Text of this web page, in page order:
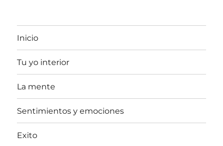
Inicio
Tu yo interior
La mente
Sentimientos y emociones
Exito